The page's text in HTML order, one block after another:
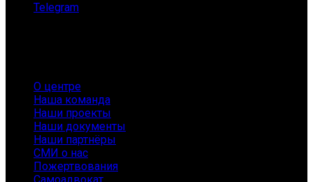
Telegram
О центре
Наша команда
Наши проекты
Наши документы
Наши партнёры
СМИ о нас
Пожертвования